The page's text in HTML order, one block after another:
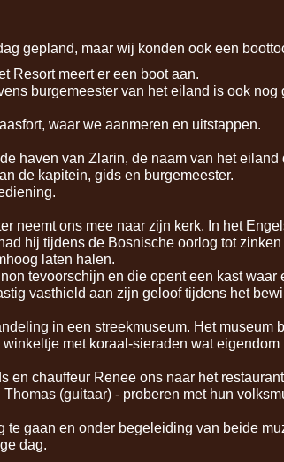
gepland, maar wij konden ook een
Resort meert er een boot aan.
burgemeester van het eiland is ook
waar we aanmeren en uitstappen.
haven van Zlarin, de naam van het
de kapitein, gids en burgemeester.
neemt ons mee naar zijn kerk. In het
hij tijdens de Bosnische oorlog tot
laten halen.
tevoorschijn en die opent een kast waar
vasthield aan zijn geloof tijdens het
in een streekmuseum. Het museum
met koraal-sieraden wat eigendom
en chauffeur Renee ons naar het
(guitaar) - proberen met hun
te gaan en onder begeleiding van beide
dag.